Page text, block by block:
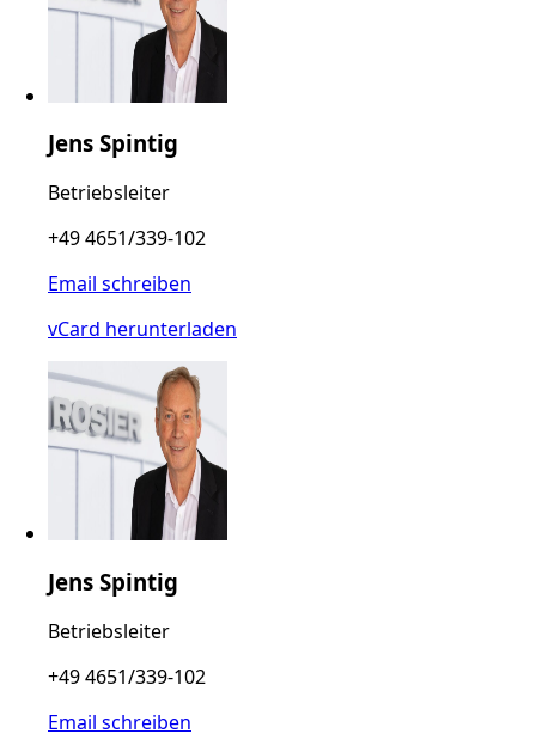
Jens Spintig
Betriebsleiter
+49 4651/339-102
Email schreiben
vCard herunterladen
Jens Spintig
Betriebsleiter
+49 4651/339-102
Email schreiben